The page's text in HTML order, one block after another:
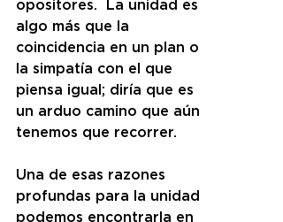
opositores.  La unidad es
algo más que la
coincidencia en un plan o
la simpatía con el que
piensa igual; diría que es
un arduo camino que aún
tenemos que recorrer.
Una de esas razones
profundas para la unidad
podemos encontrarla en